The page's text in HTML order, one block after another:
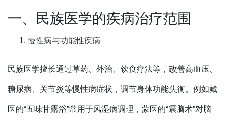
一、民族医学的疾病治疗范围
慢性病与功能性疾病
民族医学擅长通过草药、外治、饮食疗法等，改善高血压、
糖尿病、关节炎等慢性病症状，调节身体功能失衡。例如藏
医的“五味甘露浴”常用于风湿病调理，蒙医的“震脑术”对脑